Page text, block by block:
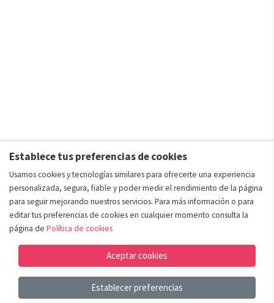
Establece tus preferencias de cookies
Usamos cookies y tecnologías similares para ofrecerte una experiencia
personalizada, segura, fiable y poder medir el rendimiento de la página
para seguir mejorando nuestros servicios. Para más información o para
editar tus preferencias de cookies en cualquier momento consulta la
página de Política de cookies
Aceptar cookies
Establecer preferencias